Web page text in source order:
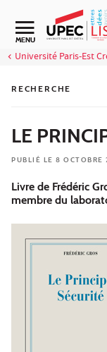
Aller au contenu
MENU
Université Paris-Est
RECHERCHE
LE
PUBLIÉ LE 8 OCTOBRE
Livre de Frédéric
membre du